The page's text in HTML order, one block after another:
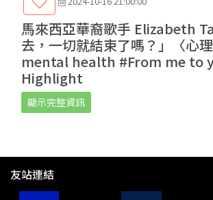
馬來西亞華裔歌手 Elizabeth
去，一切就結束了嗎？」〈心
mental health #From me to
Highlight
顯示完整資訊
友站連結